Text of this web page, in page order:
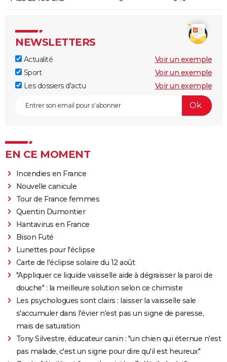
NEWSLETTERS
Actualité
Voir un exemple
Sport
Voir un exemple
Les dossiers d'actu
Voir un exemple
EN CE MOMENT
Incendies en France
Nouvelle canicule
Tour de France femmes
Quentin Dumontier
Hantavirus en France
Bison Futé
Lunettes pour l'éclipse
Carte de l'éclipse solaire du 12 août
"Appliquer ce liquide vaisselle aide à dégraisser la paroi de
douche" : la meilleure solution selon ce chimiste
Les psychologues sont clairs : laisser la vaisselle sale
s'accumuler dans l'évier n'est pas un signe de paresse,
mais de saturation
Tony Silvestre, éducateur canin : "un chien qui éternue n'est
pas malade, c'est un signe pour dire qu'il est heureux"